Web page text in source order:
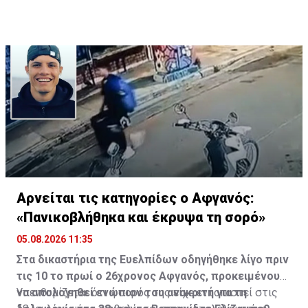
Αρνείται τις κατηγορίες ο Αφγανός:
«Πανικοβλήθηκα και έκρυψα τη σορό»
05.08.2026 11:35
Στα δικαστήρια της Ευελπίδων οδηγήθηκε λίγο πριν
τις 10 το πρωί ο 26χρονος Αφγανός, προκειμένου
να απολογηθεί ενώπιον του ανακριτή για τη
Υπενθυμίζεται ότι η σορός της είχε εντοπιστεί στις